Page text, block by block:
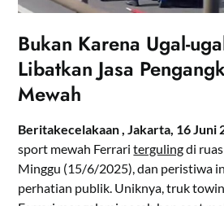
Bukan Karena Ugal-
Libatkan Jasa
Mewah
Beritakecelakaan , Jakarta, 16 Juni
sport mewah Ferraritergulingdi
Minggu (15/6/2025), dan peristiwa
perhatian publik. Uniknya, truk